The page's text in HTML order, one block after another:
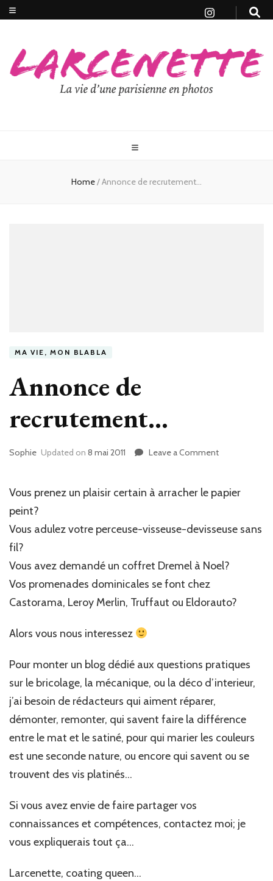
Home/Annonce de recrutement…
MA VIE, MON BLABLA
Annonce de
recrutement…
Sophie Updated on 8 mai 2011 Leave a Comment
recrutement…
Vous prenez un plaisir certain à arracher le papier
peint?
Vous adulez votre perceuse-visseuse-devisseuse sans
fil?
Vous avez demandé un coffret Dremel à Noel?
Vos promenades dominicales se font chez
Castorama, Leroy Merlin, Truffaut ou Eldorauto?
Alors vous nous interessez
Pour monter un blog dédié aux questions pratiques
sur le bricolage, la mécanique, ou la déco d’interieur,
j’ai besoin de rédacteurs qui aiment réparer,
démonter, remonter, qui savent faire la différence
entre le mat et le satiné, pour qui marier les couleurs
est une seconde nature, ou encore qui savent ou se
trouvent des vis platinés…
Si vous avez envie de faire partager vos
connaissances et compétences, contactez moi; je
vous expliquerais tout ça…
Larcenette, coating queen…